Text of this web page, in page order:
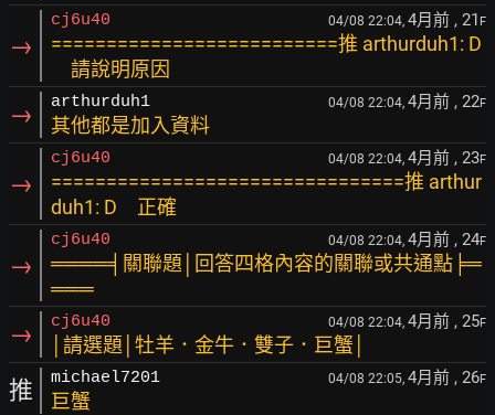
→
cj6u40 04/08 22:04, 4月前 , 21 F
==========================推 arthurduh1: D
請說明原因
→ arthurduh1 04/08 22:04, 4月前 , 22F
其他都是加入資料
→
cj6u40 04/08 22:04, 4月前 , 23F
================================推 arthur
duh1: D 正確
→
cj6u40 04/08 22:04, 4月前 , 24F
════╡關聯題│回答四格內容的關聯或共通點╞═
═══
→ cj6u40 04/08 22:04, 4月前 , 25F
│請選題│牡羊．金牛．雙子．巨蟹│
推 michael7201 04/08 22:05, 4月前 , 26F
巨蟹